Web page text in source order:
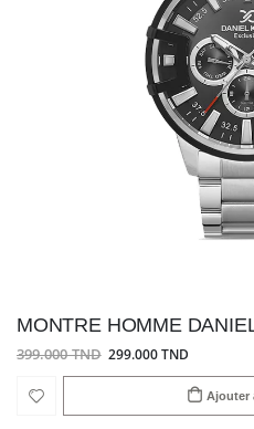
MONTRE HOMME
399.000 TND 299.000 TND
Ajouter